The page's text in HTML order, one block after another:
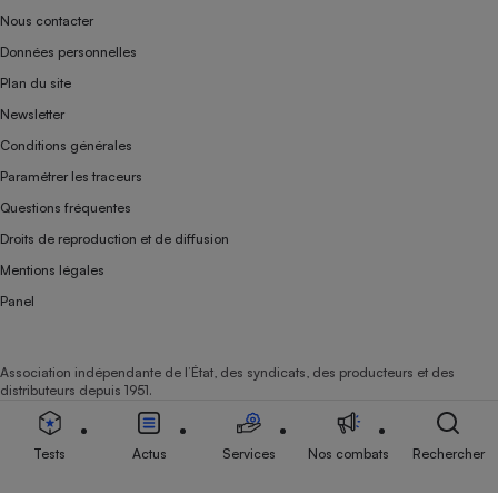
Nous contacter
Données personnelles
Plan du site
Newsletter
Conditions générales
Paramétrer les traceurs
Questions fréquentes
Droits de reproduction et de diffusion
Mentions légales
Panel
Association indépendante de l’État, des syndicats, des producteurs et des
distributeurs depuis 1951.
Tests Actus Services Nos combats Rechercher